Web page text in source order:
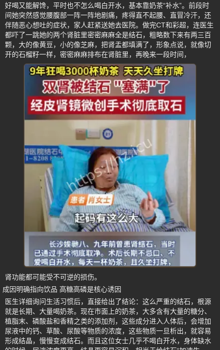
好喝又能解馋，平时也不怎么喝白开水，基本靠奶茶“补水”。前段时
间她突然感觉腰腹部一阵一阵地剧痛，疼得直不起腰、直冒冷汗，还
伴随恶心想吐的症状，家人赶紧送她去医院。做完CT和彩超，连医生
都吓了一跳她的两个肾脏里密密麻麻全是结石，粗略数下来有两三百
颗，大的像黄豆，小的像芝麻，把肾盂都填满了，形象点说，就像切
开的石榴籽一样，密密麻麻排布在肾脏里，再晚来一段时间，
肾功能都可能受不可逆的损伤。
成因明确指向饮品 高糖高磷是核心诱因
医生详细询问生活习惯后，直接给出了结论：这么严重的结石，根源
就是长期、大量喝奶茶。现在市面上的奶茶，大多含有大量的糖分、
植脂末、磷酸盐和香精之类的添加剂，这些成分进入人体后，会增加
尿液中的钙、草酸、尿酸等物质的浓度，这些物质一旦析出，就容易
形成结晶，慢慢变成结石。而且这位女士几乎不喝白开水，身体缺水